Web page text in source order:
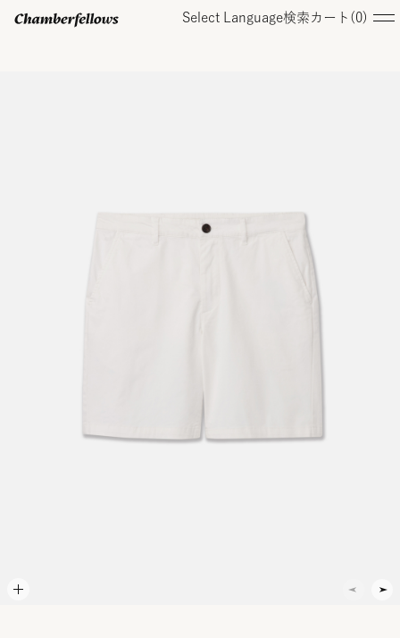
Select Language検索 カート( 0)